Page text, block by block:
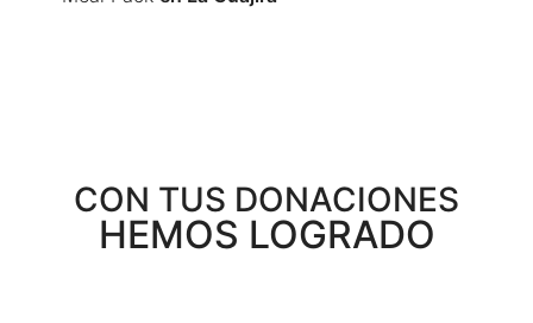
CON TUS DONACIONES
HEMOS LOGRADO